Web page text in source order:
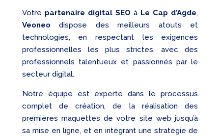
Votre partenaire digital SEO à Le Cap d’Agde,
Veoneo dispose des meilleurs atouts et
technologies, en respectant les exigences
professionnelles les plus strictes, avec des
professionnels talentueux et passionnés par le
secteur digital.
Notre équipe est experte dans le processus
complet de création, de la réalisation des
premières maquettes de votre site web jusqu’à
sa mise en ligne, et en intégrant une stratégie de